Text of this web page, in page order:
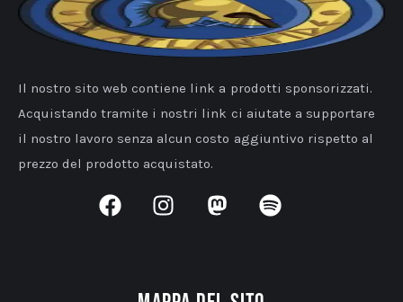
Il nostro sito web contiene link a prodotti sponsorizzati.
Acquistando tramite i nostri link ci aiutate a supportare
il nostro lavoro senza alcun costo aggiuntivo rispetto al
prezzo del prodotto acquistato.